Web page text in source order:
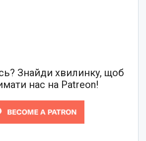
Знайди хвилинку, щоб
нас на Patreon!